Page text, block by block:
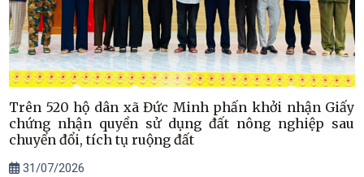
Trên 520 hộ dân xã Đức Minh phấn khởi nhận Giấy
chứng nhận quyền sử dụng đất nông nghiệp sau
chuyển đổi, tích tụ ruộng đất
31/07/2026